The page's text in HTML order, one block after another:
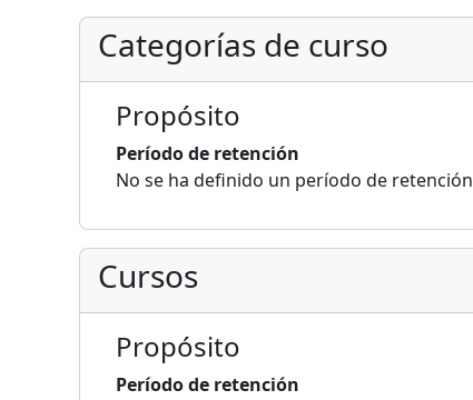
Categorías de curso
Propósito
Período de retención
No se ha definido un período de retención
Cursos
Propósito
Período de retención